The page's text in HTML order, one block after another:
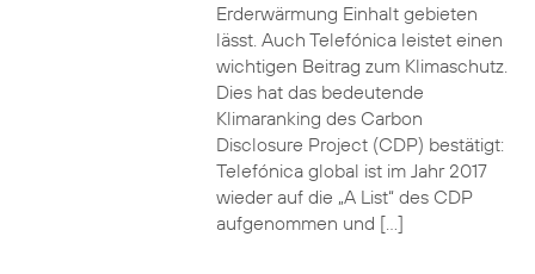
Erderwärmung Einhalt gebieten
lässt. Auch Telefónica leistet einen
wichtigen Beitrag zum Klimaschutz.
Dies hat das bedeutende
Klimaranking des Carbon
Disclosure Project (CDP) bestätigt:
Telefónica global ist im Jahr 2017
wieder auf die „A List“ des CDP
aufgenommen und […]